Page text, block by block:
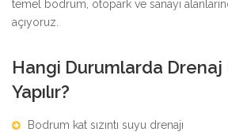
temel bodrum, otopark ve sanayi
açıyoruz.
Hangi Durumlarda Drenaj
Yapılır?
Bodrum kat sızıntı suyu drenajı